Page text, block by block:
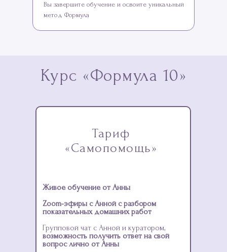
Вы завершите обучение и освоите уникальный
метод Формула
Тариф
«Самопомощь»
Курс «Формула 10»
Живое обучение от Анны
Zoom-эфиры с Анной с разбором
показательных домашних работ
Групповой чат с Анной и куратором,
возможность получить ответ на свой
вопрос лично от Анны